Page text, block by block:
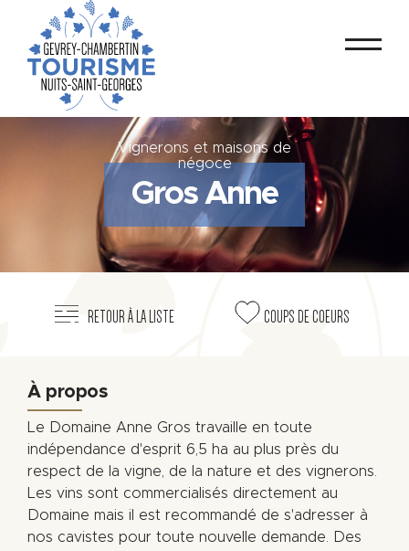
Vignerons et maisons de
négoce
Gros Anne
RETOUR À LA LISTE COUPS DE COEURS
À propos
Le Domaine Anne Gros travaille en toute
indépendance d'esprit 6,5 ha au plus près du
respect de la vigne, de la nature et des vignerons.
Les vins sont commercialisés directement au
Domaine mais il est recommandé de s'adresser à
nos cavistes pour toute nouvelle demande. Des